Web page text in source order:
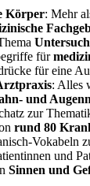
Körper: Mehr
für
für eine
: Alles
und
zur
rund 80
Vokabeln
und
Sinnen und